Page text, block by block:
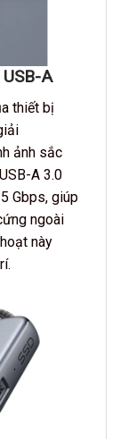
A
thiết bị
ảnh sắc
A 3.0
Gbps, giúp
ngoài
này